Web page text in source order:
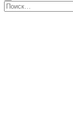
Найти: